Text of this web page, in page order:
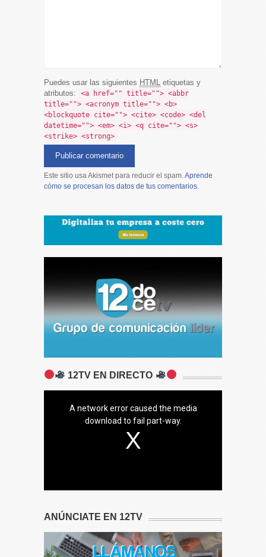
Puedes usar las siguientes HTML
etiquetas y
atributos:
<a href="" title=""> <abbr
title=""> <acronym title=""> <b>
<blockquote cite=""> <cite> <code> <del
datetime=""> <em> <i> <q cite=""> <s>
<strike> <strong>
Este sitio usa Akismet para reducir el spam.Aprende
cómo se procesan los datos de tus comentarios.
12TV EN DIRECTO
A network error caused the media
download to fail part-way.
ANÚNCIATE EN 12TV